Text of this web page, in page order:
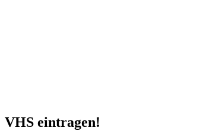
VHS eintragen!